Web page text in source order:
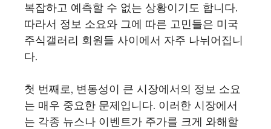
복잡하고 예측할 수 없는 상황이기도 합니다.
따라서 정보 소요와 그에 따른 고민들은 미국
주식갤러리 회원들 사이에서 자주 나뉘어집니
다.
첫 번째로, 변동성이 큰 시장에서의 정보 소요
는 매우 중요한 문제입니다. 이러한 시장에서
는 각종 뉴스나 이벤트가 주가를 크게 와해할